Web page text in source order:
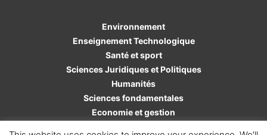
Environnement
Enseignement Technologique
Santé et sport
Sciences Juridiques et Politiques
Humanités
Sciences fondamentales
Economie et gestion